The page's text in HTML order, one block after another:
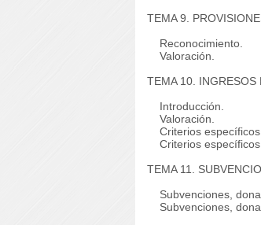
TEMA 9.
Reconocimiento.
Valoración.
TEMA 10. INGRESOS
Introducción.
Valoración.
Criterios específicos
Criterios específicos
TEMA 11.
Subvenciones,
Subvenciones,